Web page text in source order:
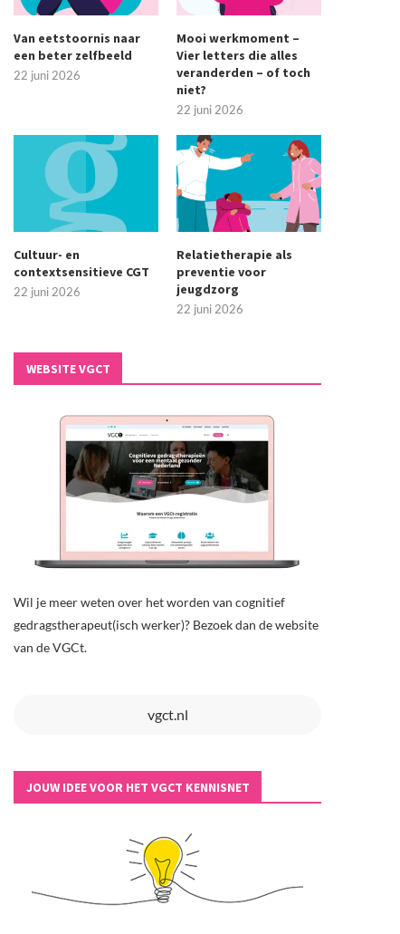
Van eetstoornis naar
een beter zelfbeeld
22 juni 2026
Mooi werkmoment –
Vier letters die alles
veranderden – of toch
niet?
22 juni 2026
Cultuur- en
contextsensitieve CGT
22 juni 2026
Relatietherapie als
preventie voor
jeugdzorg
22 juni 2026
WEBSITE VGCT
Wil je meer weten over het worden van cognitief
gedragstherapeut(isch werker)? Bezoek dan de website
van de VGCt.
vgct.nl
JOUW IDEE VOOR HET VGCT KENNISNET